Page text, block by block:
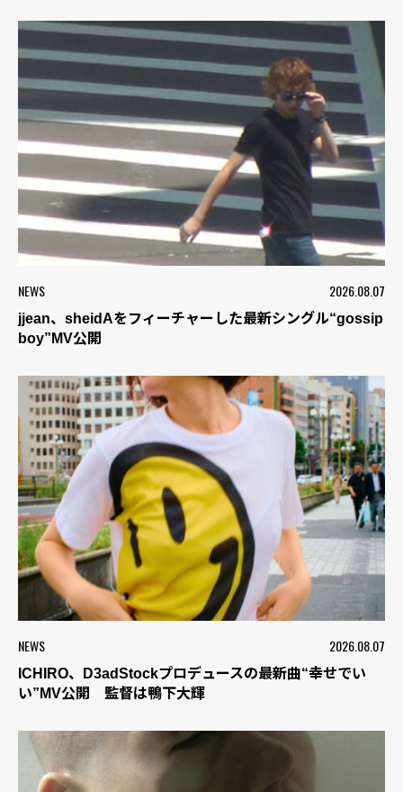
NEWS 2026.08.07
jjean、sheidAをフィーチャーした最新シングル“gossip
boy”MV公開
NEWS 2026.08.07
ICHIRO、D3adStockプロデュースの最新曲“幸せでい
い”MV公開 監督は鴨下大輝